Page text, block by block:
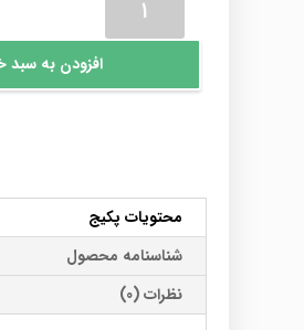
ریاضی
کنکوری
ریاضی)
افزودن به سبد
محتویات پکیج
شناسنامه محصول
نظرات (0)